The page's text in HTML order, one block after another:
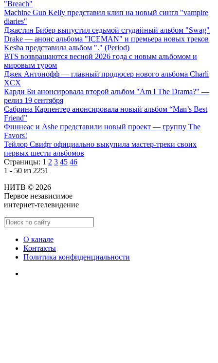
"Breach"
Machine Gun Kelly представил клип на новый сингл "vampire
diaries"
Джастин Бибер выпустил седьмой студийный альбом "Swag"
Drake — анонс альбома "ICEMAN" и премьера новых треков
Kesha представила альбом "." (Period)
BTS возвращаются весной 2026 года с новым альбомом и
мировым туром
Джек Антонофф — главный продюсер нового альбома Charli
XCX
Карди Би анонсировала второй альбом "Am I The Drama?" —
релиз 19 сентября
Сабрина Карпентер анонсировала новый альбом “Man’s Best
Friend”
Финнеас и Ashe представили новый проект — группу The
Favors!
Тейлор Свифт официально выкупила мастер-треки своих
первых шести альбомов
Страницы: 1 2 3 45 46
1 - 50 из 2251
НИТВ © 2026
Первое независимое
интернет-телевидение
О канале
Контакты
Политика конфиденциальности